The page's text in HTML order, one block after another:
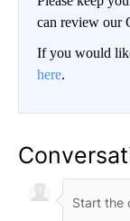
can review our
If you would
here.